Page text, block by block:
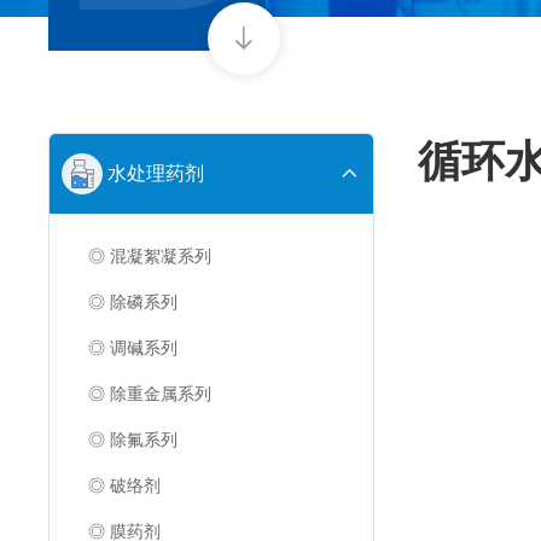
水处理药剂
◎ 混凝絮凝系列
◎ 除磷系列
◎ 调碱系列
◎ 除重金属系列
◎ 除氟系列
◎ 破络剂
◎ 膜药剂
循环